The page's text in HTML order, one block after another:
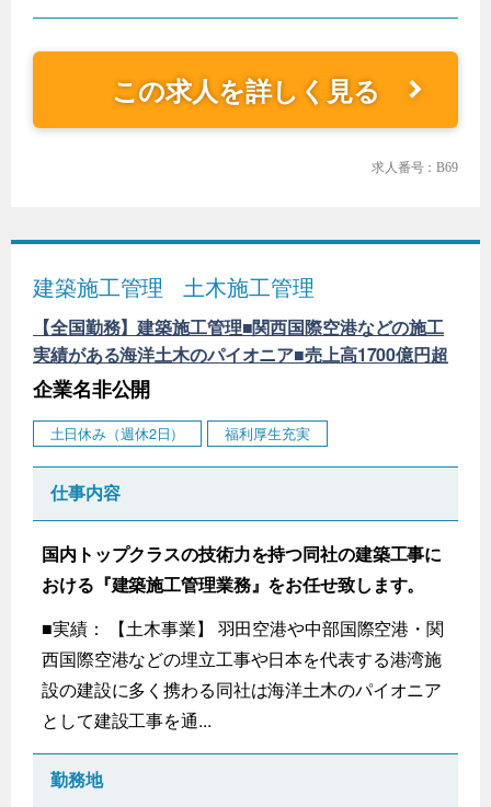
この求人を詳しく見る
求人番号：B69
建築施工管理 土木施工管理
【全国勤務】建築施工管理■関西国際空港などの施工
実績がある海洋土木のパイオニア■売上高1700億円超
企業名非公開
土日休み（週休2日） 福利厚生充実
仕事内容
国内トップクラスの技術力を持つ同社の建築工事に
おける『建築施工管理業務』をお任せ致します。
■実績： 【土木事業】 羽田空港や中部国際空港・関
西国際空港などの埋立工事や日本を代表する港湾施
設の建設に多く携わる同社は海洋土木のパイオニア
として建設工事を通...
勤務地